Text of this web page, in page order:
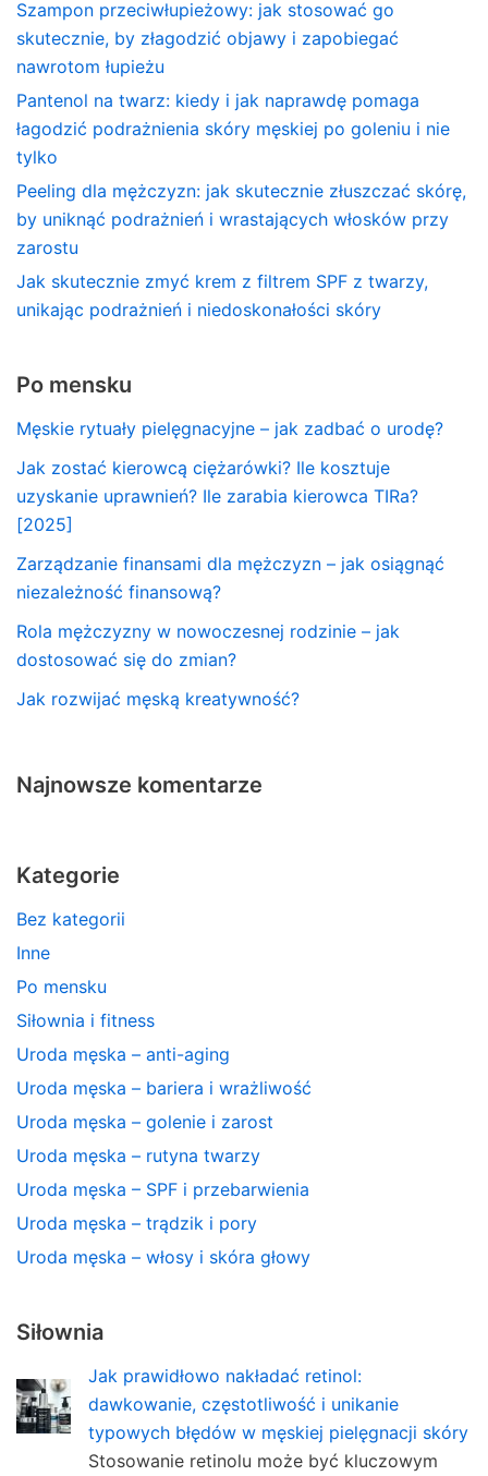
Szampon przeciwłupieżowy: jak stosować go
skutecznie, by złagodzić objawy i zapobiegać
nawrotom łupieżu
Pantenol na twarz: kiedy i jak naprawdę pomaga
łagodzić podrażnienia skóry męskiej po goleniu i nie
tylko
Peeling dla mężczyzn: jak skutecznie złuszczać skórę,
by uniknąć podrażnień i wrastających włosków przy
zarostu
Jak skutecznie zmyć krem z filtrem SPF z twarzy,
unikając podrażnień i niedoskonałości skóry
Po mensku
Męskie rytuały pielęgnacyjne – jak zadbać o urodę?
Jak zostać kierowcą ciężarówki? Ile kosztuje
uzyskanie uprawnień? Ile zarabia kierowca TIRa?
[2025]
Zarządzanie finansami dla mężczyzn – jak osiągnąć
niezależność finansową?
Rola mężczyzny w nowoczesnej rodzinie – jak
dostosować się do zmian?
Jak rozwijać męską kreatywność?
Najnowsze komentarze
Kategorie
Bez kategorii
Inne
Po mensku
Siłownia i fitness
Uroda męska – anti-aging
Uroda męska – bariera i wrażliwość
Uroda męska – golenie i zarost
Uroda męska – rutyna twarzy
Uroda męska – SPF i przebarwienia
Uroda męska – trądzik i pory
Uroda męska – włosy i skóra głowy
Siłownia
Jak prawidłowo nakładać retinol:
dawkowanie, częstotliwość i unikanie
typowych błędów w męskiej pielęgnacji skóry
Stosowanie retinolu może być kluczowym